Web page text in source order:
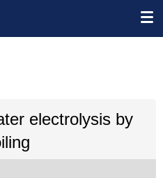
electrolysis by